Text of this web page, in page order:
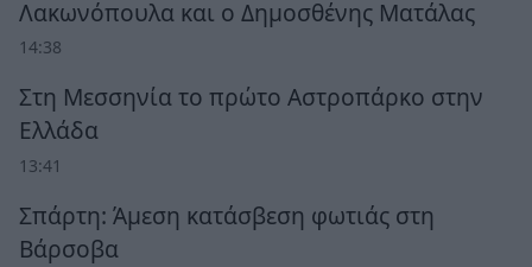
Λακωνόπουλα και ο Δημοσθένης Ματάλας
14:38
Στη Μεσσηνία το πρώτο Αστροπάρκο στην
Ελλάδα
13:41
Σπάρτη: Άμεση κατάσβεση φωτιάς στη
Βάρσοβα